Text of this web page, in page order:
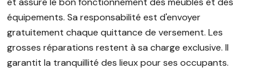
équipements. Sa responsabilité est d'envoyer
gratuitement chaque quittance de versement. Les
grosses réparations restent à sa charge exclusive. Il
garantit la tranquillité des lieux pour ses occupants.